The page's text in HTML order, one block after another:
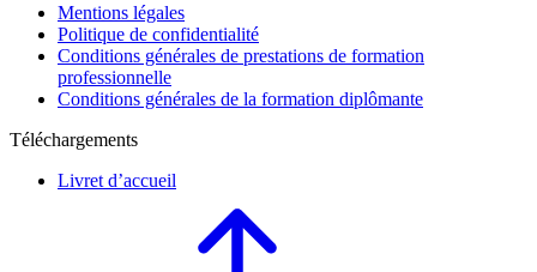
Mentions légales
Politique de confidentialité
Conditions générales de prestations de formation
professionnelle
Conditions générales de la formation diplômante
Téléchargements
Livret d’accueil